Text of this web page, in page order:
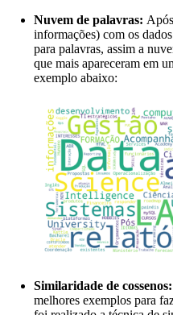
Nuvem de palavras:
informações) com os
para palavras, assim a
que mais apareceram em
exemplo abaixo:
Similaridade de cossenos:
melhores exemplos para